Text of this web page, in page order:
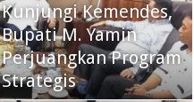
Kunjungi Kemendes,
Bupati M. Yamin
Perjuangkan Program
Strategis